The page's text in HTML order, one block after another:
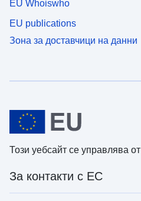
EU Whoiswho
EU publications
Зона за доставчици на данни
Този уебсайт се управлява от
За контакти с ЕС